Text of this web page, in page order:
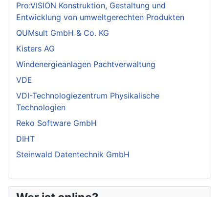
Pro:VISION Konstruktion, Gestaltung und
Entwicklung von umweltgerechten Produkten
QUMsult GmbH & Co. KG
Kisters AG
Windenergieanlagen Pachtverwaltung
VDE
VDI-Technologiezentrum Physikalische
Technologien
Reko Software GmbH
DIHT
Steinwald Datentechnik GmbH